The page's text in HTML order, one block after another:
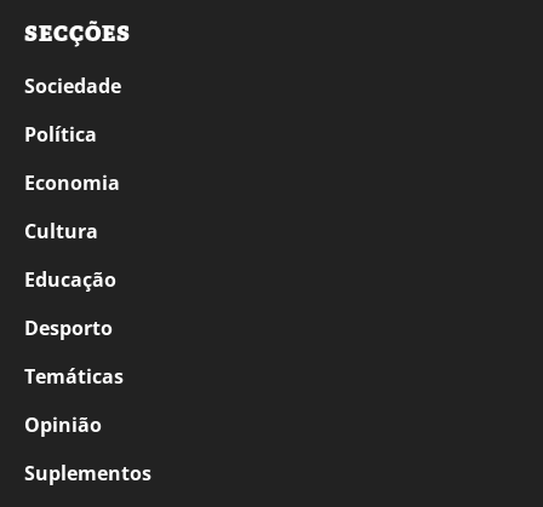
SECÇÕES
Sociedade
Política
Economia
Cultura
Educação
Desporto
Temáticas
Opinião
Suplementos